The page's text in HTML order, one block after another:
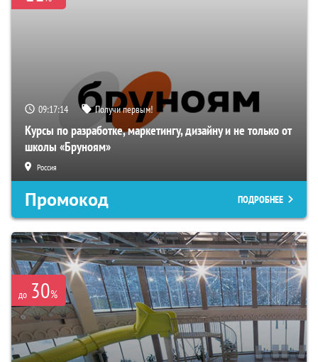
09:17:13 Получи первым!
Курсы по разработке, маркетингу, дизайну и не только от
школы «Бруноям»
Россия
Промокод ПОДРОБНЕЕ
до 30%